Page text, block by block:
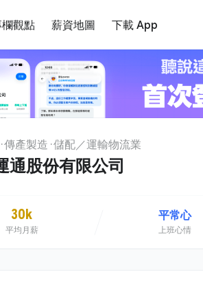
觀點 薪資地圖 下載 App
傳產製造 儲配／運輸物流業
通股份有限公司
30k
平均月薪
平常心
上班心情